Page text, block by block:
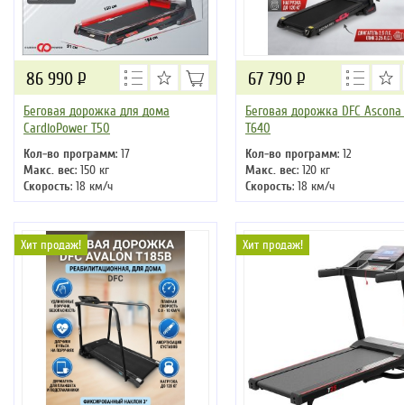
Беговая дорожка для дома
CardioPower T50
Кол-во программ: 17
Макс. вес: 150 кг
Скорость: 18 км/ч
Мощность двигателя: 3 л.с.
Регулировка угла наклона:
автоматическая
Длина бегового полотна: 150 см
86 990 Р
Беговая дорожка DFC
T640
Кол-во программ: 12
Макс. вес: 120 кг
Скорость: 18 км/ч
Мощность двигателя: 3 л.с.
Регулировка угла наклона:
автоматическая
Длина бегового полотна: 135
67 790 Р
Хит продаж! Хит продаж!